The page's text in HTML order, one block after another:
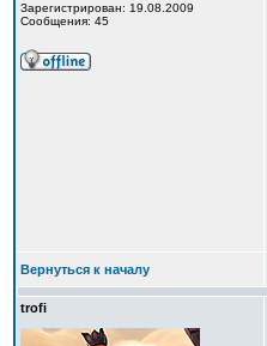
Зарегистрирован: 19.08.2009
Сообщения: 45
Вернуться к началу
trofi